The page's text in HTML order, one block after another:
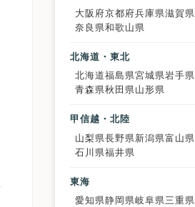
大阪府京都府兵庫県滋賀県
奈良県和歌山県
北海道・東北
北海道福島県宮城県岩手県
青森県秋田県山形県
甲信越・北陸
山梨県長野県 新潟県富山県
石川県福井県
東海
愛知県静岡県岐阜県三重県